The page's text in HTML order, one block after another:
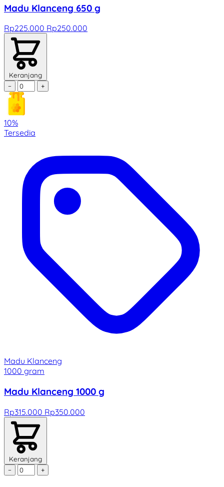
Madu Klanceng 650 g
Rp225.000 Rp250.000
Keranjang
−
+
10%
Tersedia
Madu Klanceng
1000 gram
Madu Klanceng 1000 g
Rp315.000 Rp350.000
Keranjang
−
+